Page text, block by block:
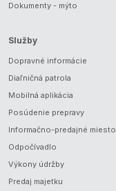
Dokumenty - mýto
Služby
Dopravné informácie
Diaľničná patrola
Mobilná aplikácia
Posúdenie prepravy
Informačno-predajné miesto
Odpočívadlo
Výkony údržby
Predaj majetku